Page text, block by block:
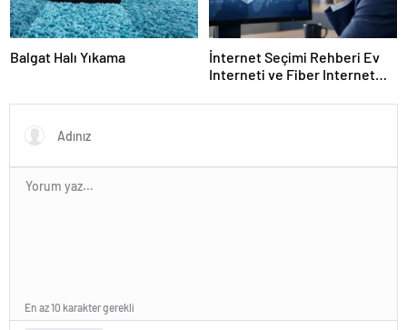
Balgat Halı Yıkama
İnternet Seçimi Rehberi Ev
Interneti ve Fiber Internet
En az 10 karakter gerekli